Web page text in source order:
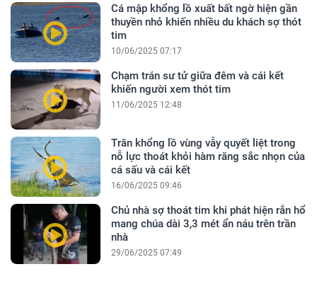
Cá mập khổng lồ xuất bất ngờ hiện gần
thuyền nhỏ khiến nhiều du khách sợ thót
tim
10/06/2025 07:17
Chạm trán sư tử giữa đêm và cái kết
khiến người xem thót tim
11/06/2025 12:48
Trăn khổng lồ vùng vẫy quyết liệt trong
nỗ lực thoát khỏi hàm răng sắc nhọn của
cá sấu và cái kết
16/06/2025 09:46
Chủ nhà sợ thoát tim khi phát hiện rắn hổ
mang chúa dài 3,3 mét ẩn náu trên trần
nhà
29/06/2025 07:49